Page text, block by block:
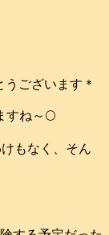
ございます＊
すね～🌕️
もなく、そん